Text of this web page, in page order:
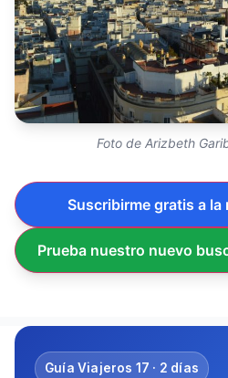
Foto de Arizbeth
Suscribirme gratis a
Prueba nuestro nuevo
Guía Viajeros 17 · 2 días